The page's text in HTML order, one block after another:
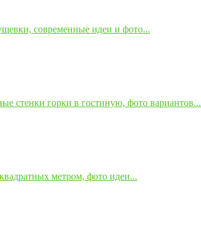
современные идеи и фото...
стенки горки в гостиную, фото вариантов...
метром, фото идеи...